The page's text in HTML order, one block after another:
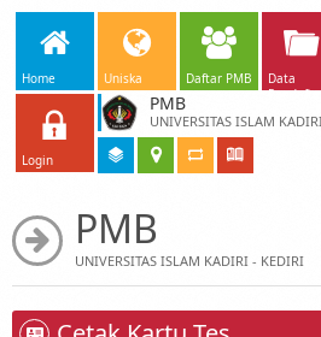
Home Uniska Daftar PMB
Data
Login
PMB
UNIVERSITAS ISLAM
PMB
UNIVERSITAS ISLAM KADIRI - KEDIRI